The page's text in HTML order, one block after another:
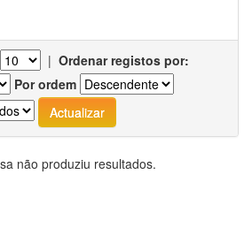
| Ordenar registos por:
Por ordem
não produziu resultados.